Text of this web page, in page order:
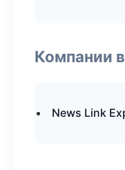
Компании
News Link